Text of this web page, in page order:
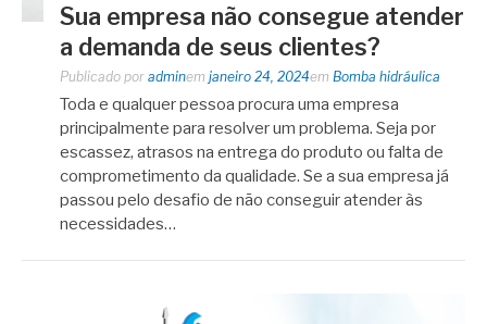
Sua empresa não consegue atender
a demanda de seus clientes?
Publicado por adminem janeiro 24, 2024em Bomba hidráulica
Toda e qualquer pessoa procura uma empresa
principalmente para resolver um problema. Seja por
escassez, atrasos na entrega do produto ou falta de
comprometimento da qualidade. Se a sua empresa já
passou pelo desafio de não conseguir atender às
necessidades…